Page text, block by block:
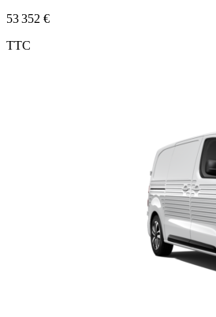
53 352 €
TTC